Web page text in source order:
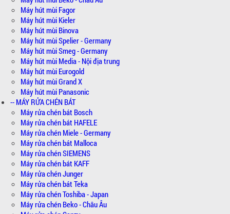
Máy hút mùi Fagor
Máy hút mùi Kieler
Máy hút mùi Binova
Máy hút mùi Spelier - Germany
Máy hút mùi Smeg - Germany
Máy hút mùi Media - Nội địa trung
Máy hút mùi Eurogold
Máy hút mùi Grand X
Máy hút mùi Panasonic
-- MÁY RỬA CHÉN BÁT
Máy rửa chén bát Bosch
Máy rửa chén bát HAFELE
Máy rửa chén Miele - Germany
Máy rửa chén bát Malloca
Máy rửa chén SIEMENS
Máy rửa chén bát KAFF
Máy rửa chén Junger
Máy rửa chén bát Teka
Máy rửa chén Toshiba - Japan
Máy rửa chén Beko - Châu Âu